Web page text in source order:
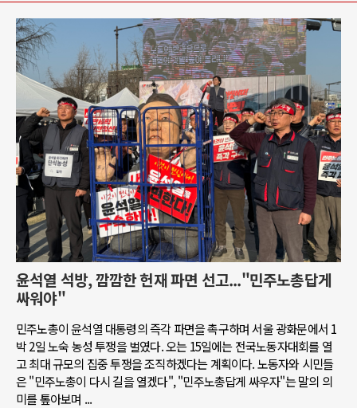
윤석열 석방, 깜깜한 헌재 파면 선고..."민주노총답게
싸워야"
민주노총이 윤석열 대통령의 즉각 파면을 촉구하며 서울 광화문에서 1
박 2일 노숙 농성 투쟁을 벌였다. 오는 15일에는 전국노동자대회를 열
고 최대 규모의 집중 투쟁을 조직하겠다는 계획이다. 노동자와 시민들
은 "민주노총이 다시 길을 열겠다", "민주노총답게 싸우자"는 말의 의
미를 톺아보며 ...